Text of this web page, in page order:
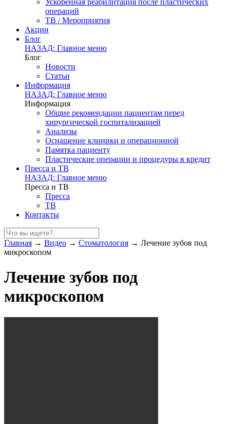
Ускоренная реабилитация после пластических
операций
ТВ / Мероприятия
Акции
Блог
НАЗАД: Главное меню
Блог
Новости
Статьи
Информация
НАЗАД: Главное меню
Информация
Общие рекомендации пациентам перед
хирургической госпитализацией
Анализы
Оснащение клиники и операционной
Памятка пациенту
Пластические операции и процедуры в кредит
Пресса и ТВ
НАЗАД: Главное меню
Пресса и ТВ
Пресса
ТВ
Контакты
Главная → Видео → Стоматология → Лечение зубов под
микроскопом
Лечение зубов под
микроскопом